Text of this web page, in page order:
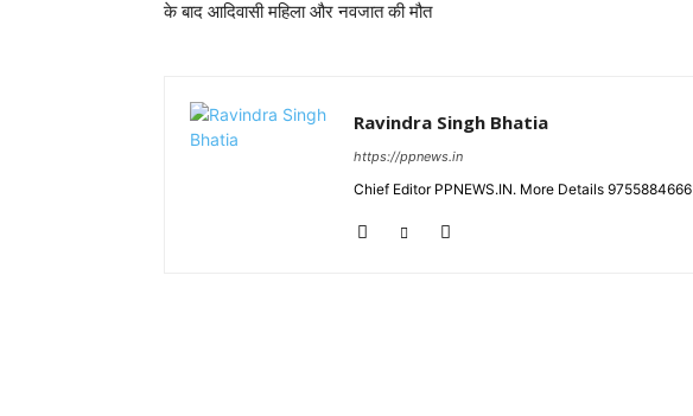
के बाद आदिवासी महिला और नवजात की मौत
Ravindra Singh Bhatia
https://ppnews.in
Chief Editor PPNEWS.IN. More Details 9755884666